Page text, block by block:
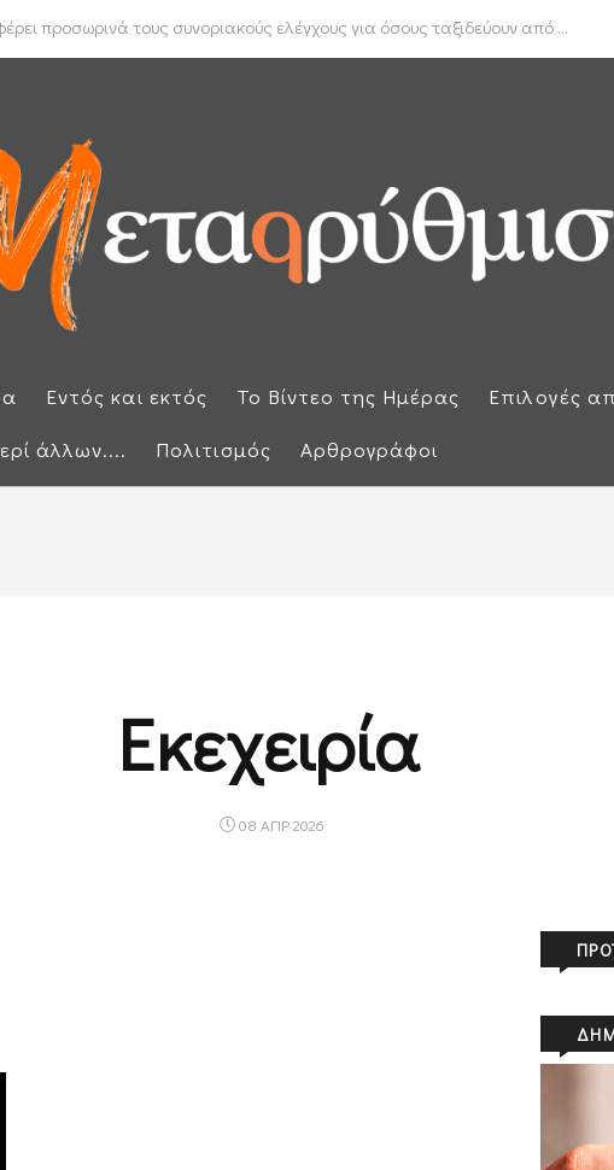
προσωρινά τους συνοριακούς ελέγχους για όσους ταξιδεύουν από ...
απέρριψε αιτήσεις για να ανασυρθεί από το αρχείο η ...
Εντός και εκτός Το Βίντεο της Ημέρας Επιλογές
άλλων.... Πολιτισμός Αρθρογράφοι
Εκεχειρία
08 ΑΠΡ 2026